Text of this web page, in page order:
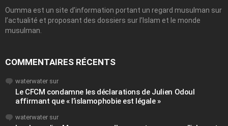
Oumma est un site d’information portant un regard musulman sur
l’actualité et proposant des dossiers sur l’Islam et le monde
musulman.
COMMENTAIRES RÉCENTS
waterwater sur
Le CFCM condamne les déclarations de Julien Odoul
affirmant que « l’islamophobie est légale »
waterwater sur